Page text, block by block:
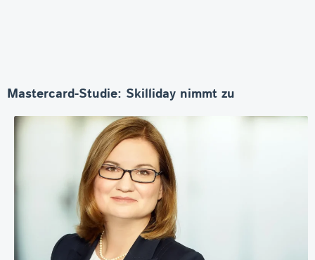
Mastercard-Studie: Skilliday nimmt zu